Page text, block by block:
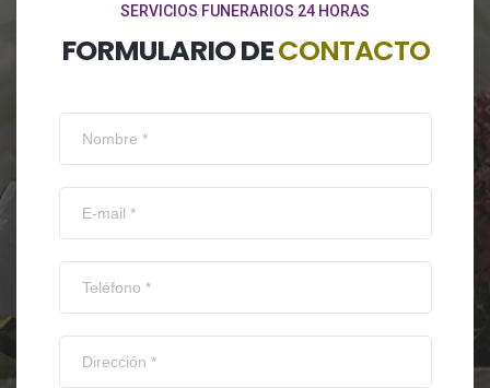
SERVICIOS FUNERARIOS 24 HORAS
FORMULARIO DECONTACTO